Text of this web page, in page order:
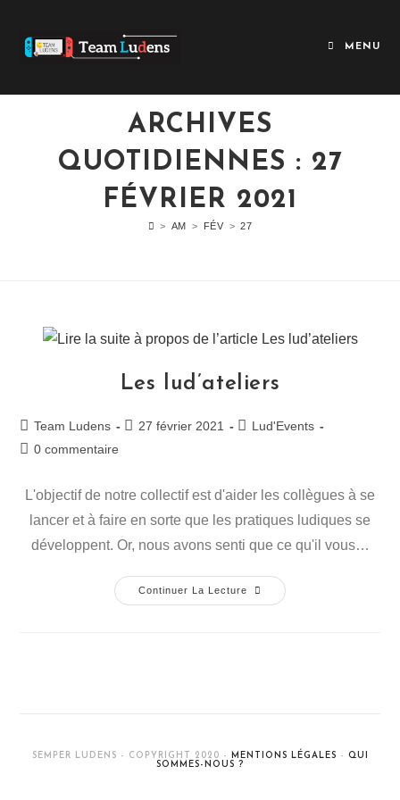
MENU
ARCHIVES
QUOTIDIENNES : 27
FÉVRIER 2021
> AM > FÉV > 27
Les lud’ateliers
Team Ludens 27 février 2021
Lud'Events
0 commentaire
L'objectif de notre collectif est d'aider les collègues à se
lancer et à faire en sorte que les pratiques ludiques se
développent. Or, nous avons senti que ce qu'il vous…
Continuer La Lecture
SEMPER LUDENS - COPYRIGHT 2020 - MENTIONS LÉGALES - QUI
SOMMES-NOUS ?